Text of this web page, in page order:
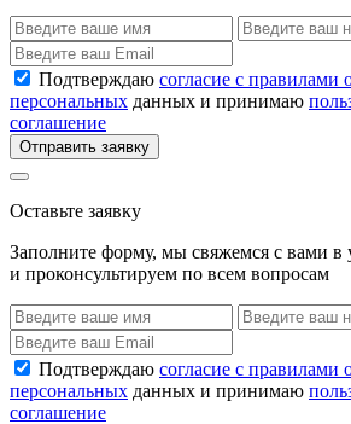
Подтверждаю согласие с правилами
персональных данных и принимаю
соглашение
Отправить заявку
Оставьте заявку
Заполните форму, мы свяжемся с вами в
и проконсультируем по всем вопросам
Подтверждаю согласие с правилами
персональных данных и принимаю
соглашение